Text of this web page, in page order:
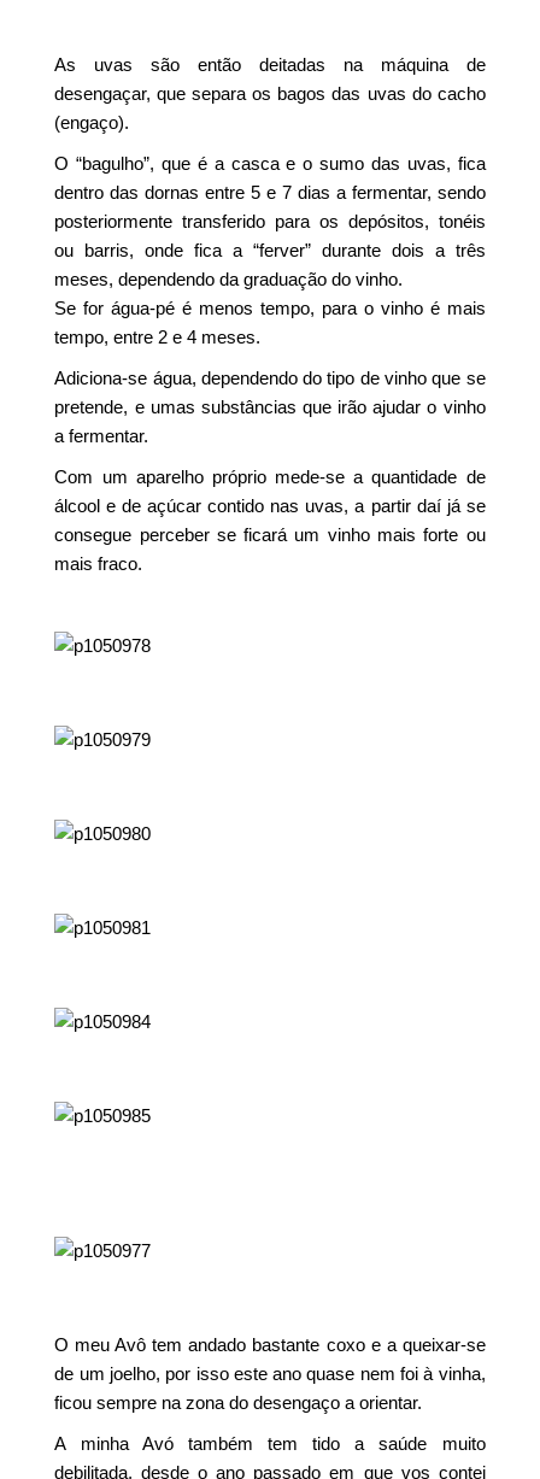
As uvas são então deitadas na máquina de
desengaçar, que separa os bagos das uvas do cacho
(engaço).
O “bagulho”, que é a casca e o sumo das uvas, fica
dentro das dornas entre 5 e 7 dias a fermentar, sendo
posteriormente transferido para os depósitos, tonéis
ou barris, onde fica a “ferver” durante dois a três
meses, dependendo da graduação do vinho.
Se for água-pé é menos tempo, para o vinho é mais
tempo, entre 2 e 4 meses.
Adiciona-se água, dependendo do tipo de vinho que se
pretende, e umas substâncias que irão ajudar o vinho
a fermentar.
Com um aparelho próprio mede-se a quantidade de
álcool e de açúcar contido nas uvas, a partir daí já se
consegue perceber se ficará um vinho mais forte ou
mais fraco.
O meu Avô tem andado bastante coxo e a queixar-se
de um joelho, por isso este ano quase nem foi à vinha,
ficou sempre na zona do desengaço a orientar.
A minha Avó também tem tido a saúde muito
debilitada, desde o ano passado em que vos contei